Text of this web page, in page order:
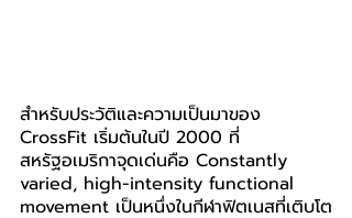
สำหรับประวัติและความเป็นมาของ ​​
CrossFit เริ่มต้นในปี 2000 ที่
สหรัฐอเมริกาจุดเด่นคือ Constantly
varied, high-intensity functional
movement เป็นหนึ่งในกีฬาฟิตเนสที่เติบโต